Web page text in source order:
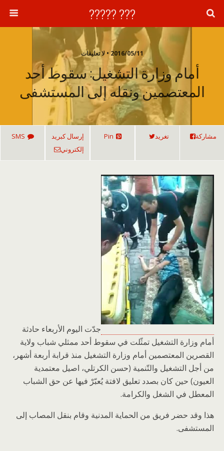
??? ?????
2016/05/11 • لا تعليقات
أمام وزارة التشغيل: سقوط أحد
المعتصمين ونقله إلى المستشفى
مشاركة تغريد Pin
إرسال كبريد
إلكتروني
SMS
جدّت اليوم الأربعاء حادثة
أمام وزارة التشغيل تمثّلت في سقوط أحد ممثلي شباب ولاية
القصرين المعتصمين أمام وزارة التشغيل منذ قرابة أربعة أشهر،
من أجل التشغيل والتّنمية (حسن الكرتلي، اصيل معتمدية
العيون) حين كان بصدد تعليق لافتة يُعبّرْ فيها عن حق الشباب
المعطل في الشغل والكرامة.
هذا وقد حضر فريق من الحماية المدنية وقام بنقل المصاب إلى
المستشفى.